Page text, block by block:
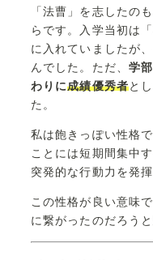
「法曹」を志したの
らです。入学当初は
に入れていましたが
んでした。ただ、 学
わりに成績優秀者と
た。
私は飽きっぽい性格
ことには短期間集中
突発的な行動力を発
この性格が良い意味
に繋がったのだろうと